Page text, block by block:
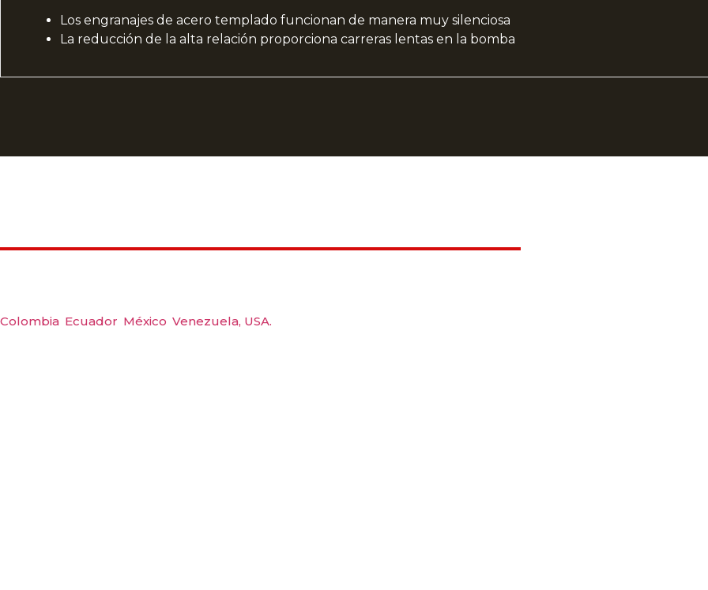
Los engranajes de acero templado funcionan de manera muy silenciosa
La reducción de la alta relación proporciona carreras lentas en la bomba
Colombia Ecuador México Venezuela, USA.